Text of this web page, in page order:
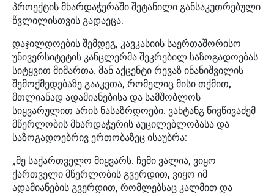
პროექტის მხარდაჭერაში შეტანილი განსაკუთრებული
წვლილისთვის გადაეცა.
დაჯილდოების შემდეგ, კავკასიის საერთაშორისო
უნივერსიტეტის კანცლერმა შეკრებილ საზოგადოებას
სიტყვით მიმართა. მან აქცენტი რევაზ ინანიშვილის
შემოქმედებაზე გააკეთა, რომელიც მისი თქმით,
მთლიანად ადამიანებისა და სამშობლოს
სიყვარულით არის ნასაზრდოები. ვახტანგ წივწივაძემ
მწერლობის მხარდაჭერის აუცილებლობასა და
საზოგადოებრივ ერთობაზეც ისაუბრა:
„მე საქართველო მიყვარს. ჩემი ვალია, ვიყო
ქართველი მწერლობის გვერდით, ვიყო იმ
ადამიანების გვერდით, რომლებსაც კალმით და